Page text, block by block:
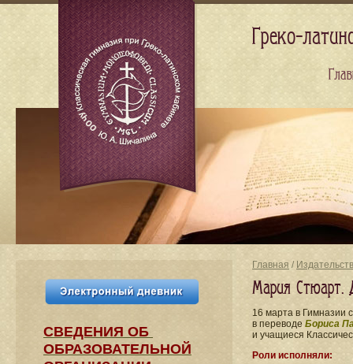
Главная /
Мария Стюарт.
16 марта в Гимназии
в переводе Бориса
и учащиеся
Роли исполняли:
СВЕДЕНИЯ​ ОБ
ОБРАЗОВАТЕЛЬНОЙ
Греко-